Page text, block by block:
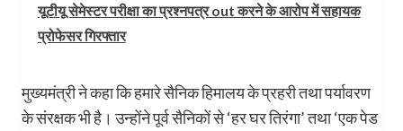
यूटीयू सेमेस्टर परीक्षा का प्रश्नपत्र out करने के आरोप में सहायक
प्रोफेसर गिरफ्तार
मुख्यमंत्री ने कहा कि हमारे सैनिक हिमालय के प्रहरी तथा पर्यावरण
के संरक्षक भी है। उन्होंने पूर्व सैनिकों से ‘हर घर तिरंगा’ तथा ‘एक पेड